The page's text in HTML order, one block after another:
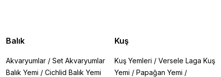
Balık
Akvaryumlar / Set Akvaryumlar
Balık Yemi / Cichlid Balık Yemi
Kuş
Kuş Yemleri / Versele Laga Kuş
Yemi / Papağan Yemi /